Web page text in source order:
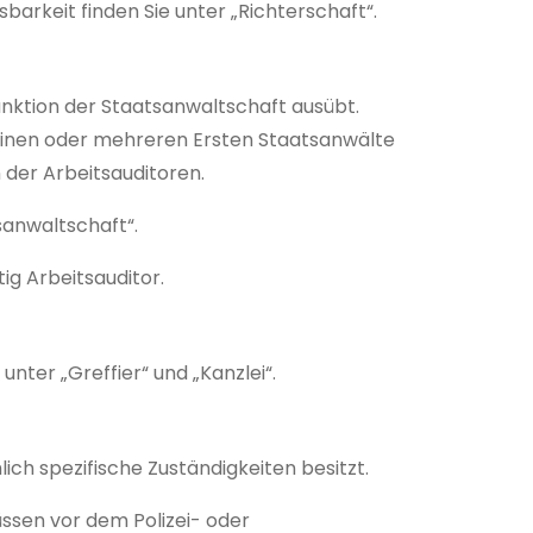
finden Sie unter „Richterschaft“.
der Staatsanwaltschaft ausübt.
oder mehreren Ersten Staatsanwälte
Arbeitsauditoren.
Arbeitsauditor.
„Greffier“ und „Kanzlei“.
spezifische Zuständigkeiten besitzt.
vor dem Polizei- oder